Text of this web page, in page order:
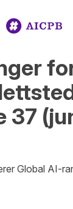
Global AI-